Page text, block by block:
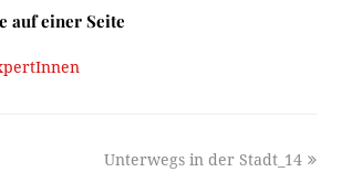
auf einer Seite
next
Unterwegs in der Stadt_14